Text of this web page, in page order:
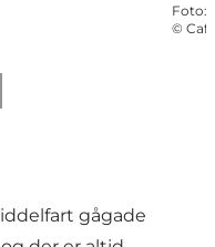
Foto:
©
gågade